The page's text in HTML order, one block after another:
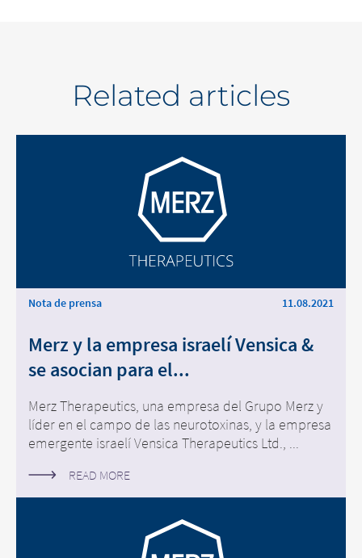
Related articles
Nota de prensa 11.08.2021
Merz y la empresa israelí Vensica &
se asocian para el...
Merz Therapeutics, una empresa del Grupo Merz y
líder en el campo de las neurotoxinas, y la empresa
emergente israelí Vensica Therapeutics Ltd., ...
READ MORE